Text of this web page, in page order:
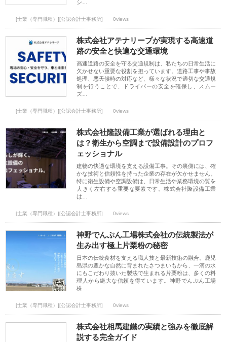
シ…
[士業（専門職種）][公認会計士事務所] 0views
株式会社アテナリープが実現する高速道
路の安全と快適な交通環境
高速道路の安全を守る交通規制は、私たちの日常生活に
欠かせない重要な役割を担っています。道路工事や事故
処理、悪天候時の対応など、様々な状況で適切な交通規
制を行うことで、ドライバーの安全を確保し、スムー
ズ…
[士業（専門職種）][公認会計士事務所] 0views
株式会社隆設備工業が選ばれる理由と
は？衛生から空調まで設備設計のプロフ
ェッショナル
建物の快適な環境を支える設備工事。その裏側には、確
かな技術と信頼性を持った企業の存在が欠かせません。
特に衛生設備や空調設備は、日常生活や業務環境の質を
大きく左右する重要な要素です。株式会社隆設備工業
は…
[士業（専門職種）][公認会計士事務所] 0views
神野でんぷん工場株式会社の伝統製法が
生み出す極上片栗粉の秘密
日本の伝統食材を支える職人技と最新技術の融合。鹿児
島県の豊かな自然に育まれたさつまいもから、一滴の水
にもこだわり抜いた製法で生まれる片栗粉は、多くの料
理人から絶大な信頼を得ています。神野でんぷん工場
株…
[士業（専門職種）][公認会計士事務所] 0views
株式会社相馬建鐵の実績と強みを徹底解
説する完全ガイド